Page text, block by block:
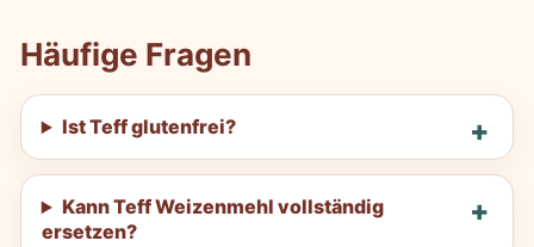
Häufige Fragen
Ist Teff glutenfrei?
Kann Teff Weizenmehl vollständig
ersetzen?